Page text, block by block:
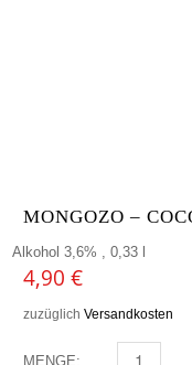
MONGOZO –
Alkohol 3,6% , 0,33 l
4,90 €
zuzüglich Versandkosten
MENGE: MONGOZO